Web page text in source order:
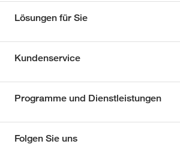
Lösungen für Sie
Kundenservice
Programme und Dienstleistungen
Folgen Sie uns